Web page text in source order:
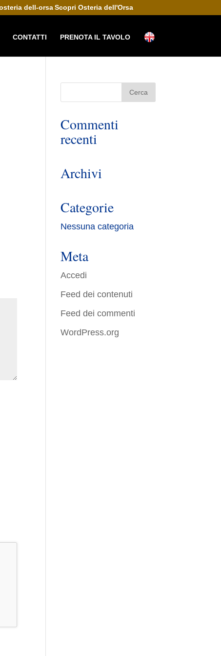
Scopri Osteria dell'Orsa
CONTATTI PRENOTA IL TAVOLO
Commenti
recenti
Archivi
Categorie
Nessuna categoria
Meta
Accedi
Feed dei contenuti
Feed dei commenti
WordPress.org